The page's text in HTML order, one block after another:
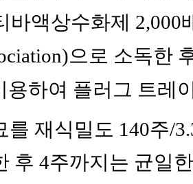
바액상수화제 2,000
으로 소독한
용하여 플러그 트레
를 재식밀도 140주/
후 4주까지는 균일